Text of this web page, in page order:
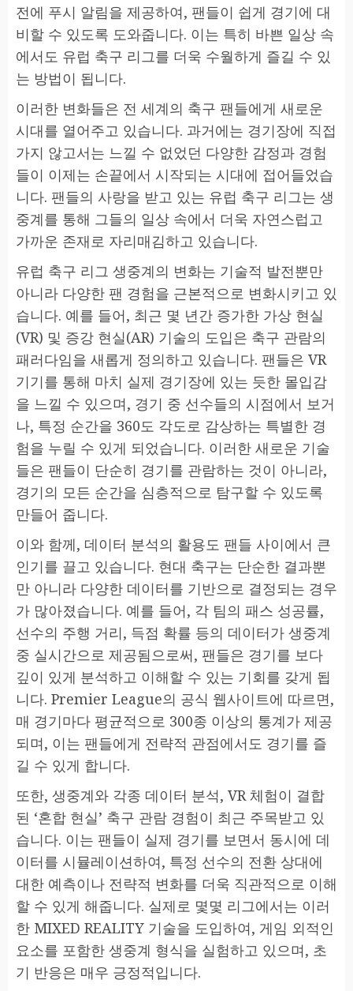
전에 푸시 알림을 제공하여, 팬들이 쉽게 경기에 대
비할 수 있도록 도와줍니다. 이는 특히 바쁜 일상 속
에서도 유럽 축구 리그를 더욱 수월하게 즐길 수 있
는 방법이 됩니다.
이러한 변화들은 전 세계의 축구 팬들에게 새로운
시대를 열어주고 있습니다. 과거에는 경기장에 직접
가지 않고서는 느낄 수 없었던 다양한 감정과 경험
들이 이제는 손끝에서 시작되는 시대에 접어들었습
니다. 팬들의 사랑을 받고 있는 유럽 축구 리그는 생
중계를 통해 그들의 일상 속에서 더욱 자연스럽고
가까운 존재로 자리매김하고 있습니다.
유럽 축구 리그 생중계의 변화는 기술적 발전뿐만
아니라 다양한 팬 경험을 근본적으로 변화시키고 있
습니다. 예를 들어, 최근 몇 년간 증가한 가상 현실
(VR) 및 증강 현실(AR) 기술의 도입은 축구 관람의
패러다임을 새롭게 정의하고 있습니다. 팬들은 VR
기기를 통해 마치 실제 경기장에 있는 듯한 몰입감
을 느낄 수 있으며, 경기 중 선수들의 시점에서 보거
나, 특정 순간을 360도 각도로 감상하는 특별한 경
험을 누릴 수 있게 되었습니다. 이러한 새로운 기술
들은 팬들이 단순히 경기를 관람하는 것이 아니라,
경기의 모든 순간을 심층적으로 탐구할 수 있도록
만들어 줍니다.
이와 함께, 데이터 분석의 활용도 팬들 사이에서 큰
인기를 끌고 있습니다. 현대 축구는 단순한 결과뿐
만 아니라 다양한 데이터를 기반으로 결정되는 경우
가 많아졌습니다. 예를 들어, 각 팀의 패스 성공률,
선수의 주행 거리, 득점 확률 등의 데이터가 생중계
중 실시간으로 제공됨으로써, 팬들은 경기를 보다
깊이 있게 분석하고 이해할 수 있는 기회를 갖게 됩
니다. Premier League의 공식 웹사이트에 따르면,
매 경기마다 평균적으로 300종 이상의 통계가 제공
되며, 이는 팬들에게 전략적 관점에서도 경기를 즐
길 수 있게 합니다.
또한, 생중계와 각종 데이터 분석, VR 체험이 결합
된 ‘혼합 현실’ 축구 관람 경험이 최근 주목받고 있
습니다. 이는 팬들이 실제 경기를 보면서 동시에 데
이터를 시뮬레이션하여, 특정 선수의 전환 상대에
대한 예측이나 전략적 변화를 더욱 직관적으로 이해
할 수 있게 해줍니다. 실제로 몇몇 리그에서는 이러
한 MIXED REALITY 기술을 도입하여, 게임 외적인
요소를 포함한 생중계 형식을 실험하고 있으며, 초
기 반응은 매우 긍정적입니다.